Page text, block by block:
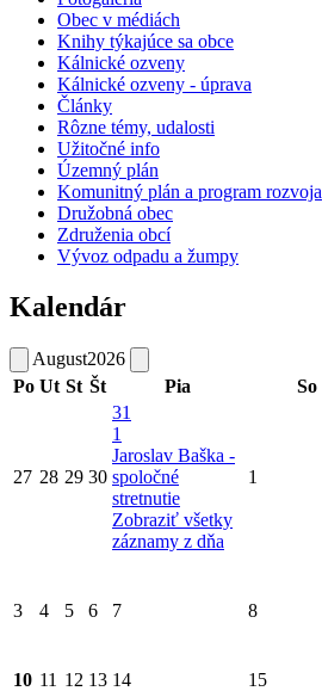
Obec v médiách
Knihy týkajúce sa obce
Kálnické ozveny
Kálnické ozveny - úprava
Články
Rôzne témy, udalosti
Užitočné info
Územný plán
Komunitný plán a program rozvoja
Družobná obec
Združenia obcí
Vývoz odpadu a žumpy
Kalendár
August2026
Po Ut St Št Pia So
27 28 29 30
31
1
Jaroslav Baška -
spoločné
stretnutie
Zobraziť všetky
záznamy z dňa
1
3 4 5 6 7 8
10 11 12 13 14 15